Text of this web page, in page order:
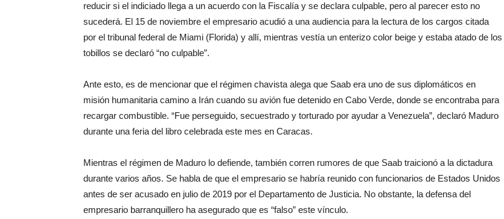
reducir si el indiciado llega a un acuerdo con la Fiscalía y se declara culpable, pero al parecer esto no
sucederá. El 15 de noviembre el empresario acudió a una audiencia para la lectura de los cargos citada
por el tribunal federal de Miami (Florida) y allí, mientras vestía un enterizo color beige y estaba atado de los
tobillos se declaró “no culpable”.
Ante esto, es de mencionar que el régimen chavista alega que Saab era uno de sus diplomáticos en
misión humanitaria camino a Irán cuando su avión fue detenido en Cabo Verde, donde se encontraba para
recargar combustible. “Fue perseguido, secuestrado y torturado por ayudar a Venezuela”, declaró Maduro
durante una feria del libro celebrada este mes en Caracas.
Mientras el régimen de Maduro lo defiende, también corren rumores de que Saab traicionó a la dictadura
durante varios años. Se habla de que el empresario se habría reunido con funcionarios de Estados Unidos
antes de ser acusado en julio de 2019 por el Departamento de Justicia. No obstante, la defensa del
empresario barranquillero ha asegurado que es “falso” este vínculo.